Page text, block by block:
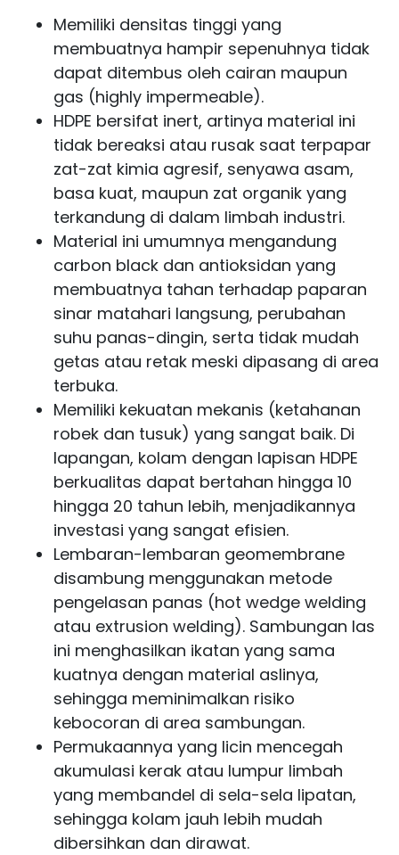
Memiliki densitas tinggi yang
membuatnya hampir sepenuhnya tidak
dapat ditembus oleh cairan maupun
gas (highly impermeable).
HDPE bersifat inert, artinya material ini
tidak bereaksi atau rusak saat terpapar
zat-zat kimia agresif, senyawa asam,
basa kuat, maupun zat organik yang
terkandung di dalam limbah industri.
Material ini umumnya mengandung
carbon black dan antioksidan yang
membuatnya tahan terhadap paparan
sinar matahari langsung, perubahan
suhu panas-dingin, serta tidak mudah
getas atau retak meski dipasang di area
terbuka.
Memiliki kekuatan mekanis (ketahanan
robek dan tusuk) yang sangat baik. Di
lapangan, kolam dengan lapisan HDPE
berkualitas dapat bertahan hingga 10
hingga 20 tahun lebih, menjadikannya
investasi yang sangat efisien.
Lembaran-lembaran geomembrane
disambung menggunakan metode
pengelasan panas (hot wedge welding
atau extrusion welding). Sambungan las
ini menghasilkan ikatan yang sama
kuatnya dengan material aslinya,
sehingga meminimalkan risiko
kebocoran di area sambungan.
Permukaannya yang licin mencegah
akumulasi kerak atau lumpur limbah
yang membandel di sela-sela lipatan,
sehingga kolam jauh lebih mudah
dibersihkan dan dirawat.